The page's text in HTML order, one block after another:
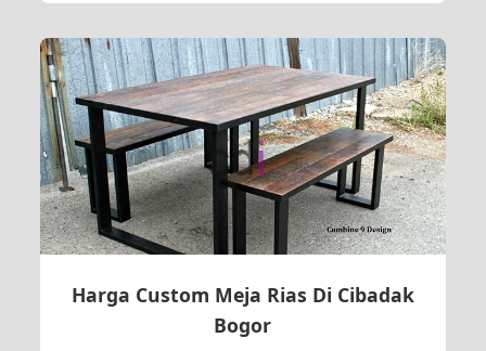
Harga Custom Meja Rias Di Cibadak
Bogor